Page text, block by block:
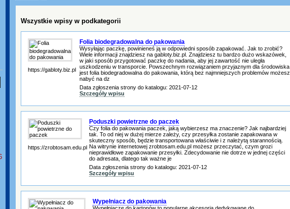
Wszystkie wpisy w podkategorii
https://gabloty.biz.pl
Folia biodegradowalna do pakowania
Wysyłając paczkę, powinieneś ją w odpowiedni sposób zapakować. Jak to zrobić?
Wiele informacji znajdziesz na gabloty.biz.pl. Znajdziesz tu bardzo dużo wskazówek,
w jaki sposób przygotować paczkę do nadania, aby jej zawartość nie uległa
uszkodzeniu w transporcie. Powszechnym rozwiązaniem przyjaznym dla środowiska
jest folia biodegradowalna do pakowania, którą bez najmniejszych problemów możesz
nabyć na dz
Data zgłoszenia strony do katalogu: 2021-07-12
Szczegóły wpisu
https://zrobtosam.edu.pl
Poduszki powietrzne do paczek
Czy folia do pakowania paczek, jaką wybierzesz ma znaczenie? Jak najbardziej
tak. To od niej w dużej mierze zależy, czy przesyłka zostanie zapakowana w
skuteczny sposób, będzie transportowana właściwie i z należytą starannością.
Na witrynie internetowej zrobtosam.edu.pl możesz przeczytać, czym grozi
nieprawidłowe zapakowanie przesyłki. Zdecydowanie nie dotrze w jednej części
do adresata, dlatego tak ważne je
Data zgłoszenia strony do katalogu: 2021-07-12
Szczegóły wpisu
Wypełniacz do pakowania